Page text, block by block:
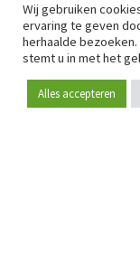
Word lid
Wij gebruiken
ervaring te geven
herhaalde
stemt u in met het
Alles accepteren